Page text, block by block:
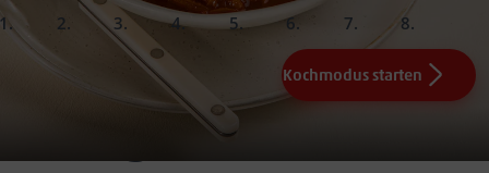
slide
slide
2.
slide
slide
5.
6.
Fertig!
Kochmodus starten
g Gemüsezwiebel(n)
1 Knoblauchzehe(n)
EL Butterschmalz
g Rindergulasch (z.B. Mühlenhof) ca. 3
Paprikapulver edelsüß
1TL Paprikapulver
etwas Gemüsebrühe
ml Gemüsebrühe (z.B. Naturgut)
130g Sauerkraut
ca. 50 Min
Szegediner Gulasch